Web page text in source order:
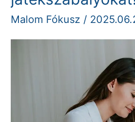
Malom Fókusz /
amik
megváltoztatják